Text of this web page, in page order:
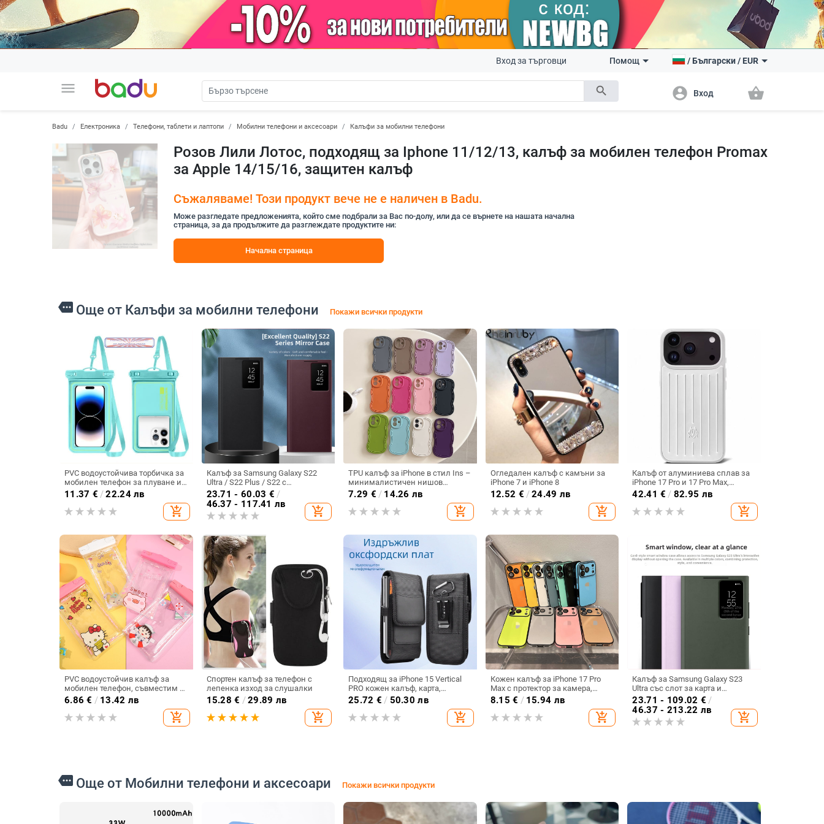
menu search
Вход за търговци Помощ /Български/ EUR
account_circle Вход shopping_basket
Badu Електроника Телефони, таблети и лаптопи Мобилни телефони и аксесоари Калъфи за мобилни телефони
Розов Лили Лотос, подходящ за Iphone 11/12/13, калъф за мобилен телефон Promax
за Apple 14/15/16, защитен калъф
Съжаляваме! Този продукт вече не е наличен в Badu.
Може разгледате предложенията, който сме подбрали за Вас по-долу, или да се върнете на нашата начална
страница, за да продължите да разглеждате продуктите ни:
Начална страница
more Още от Калъфи за мобилни телефони Покажи всички продукти
PVC водоустойчива торбичка за
мобилен телефон за плуване и
гмуркане, съвместима със
сензорен екран, самозатваряща
се торба
11.37 € /22.24 лв
add_shopping_cart
Калъф за Samsung Galaxy S22
Ultra / S22 Plus / S22 с
интелигентно прозорче и
защита при заспиване, без
разгъване на капака
23.71 - 60.03 € /
46.37 - 117.41 лв
add_shopping_cart
TPU калъф за iPhone в стил Ins –
минималистичен нишов
дизайн, мек калъф с
вълнообразен ръб, устойчив на
изпускане и на отпечатъци,
7.29 € / 14.26 лв
add_shopping_cart
Огледален калъф с камъни за
iPhone 7 и iPhone 8
12.52 € /24.49 лв
add_shopping_cart
Калъф от алуминиева сплав за
iPhone 17 Pro и 17 Pro Max,
удароустойчив, магнитно
заключване, инжекционно
формован дизайн, възможност
42.41 € / 82.95 лв
add_shopping_cart
PVC водоустойчив калъф за
мобилен телефон, съвместим с
устройства до 7.2 инча, печат на
лого, персонализиране (PVC •
водоустойчив • до 7.2 инча •
6.86 € / 13.42 лв
add_shopping_cart
Спортен калъф за телефон с
лепенка изход за слушалки
15.28 € /29.89 лв
add_shopping_cart
Подходящ за iPhone 15 Vertical
PRO кожен калъф, карта,
оксфордски плат, найлонов
плат, колан, чанта за кръста на
мобилен телефон
25.72 € / 50.30 лв
add_shopping_cart
Кожен калъф за iPhone 17 Pro
Max с протектор за камера,
пълен обхват и удароустойчив
твърд кейс
8.15 € / 15.94 лв
add_shopping_cart
Калъф за Samsung Galaxy S23
Ultra със слот за карта и
интелигентно прозорче, пълен
обхват, Sleep Chip 23
23.71 - 109.02 € /
46.37 - 213.22 лв
add_shopping_cart
more Още от Мобилни телефони и аксесоари Покажи всички продукти